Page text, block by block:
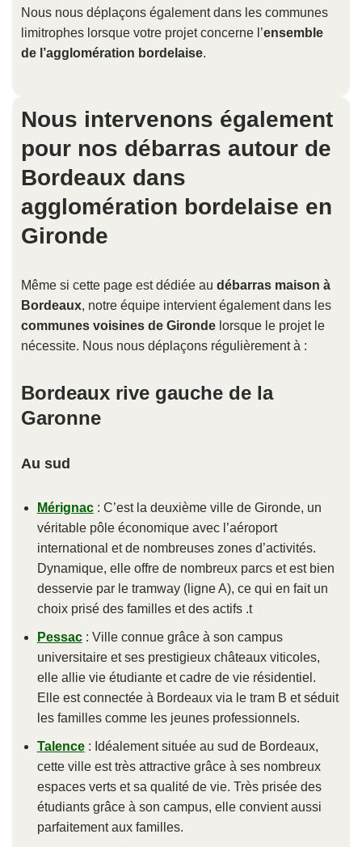
Nous nous déplaçons également dans les communes
limitrophes lorsque votre projet concerne l’ensemble
de l’agglomération bordelaise.
Nous intervenons également
pour nos débarras autour de
Bordeaux dans
agglomération bordelaise en
Gironde
Même si cette page est dédiée au débarras maison à
Bordeaux, notre équipe intervient également dans les
communes voisines de Girondelorsque le projet le
nécessite. Nous nous déplaçons régulièrement à :
Bordeaux rive gauche de la
Garonne
Au sud
Mérignac: C’est la deuxième ville de Gironde, un
véritable pôle économique avec l’aéroport
international et de nombreuses zones d’activités.
Dynamique, elle offre de nombreux parcs et est bien
desservie par le tramway (ligne A), ce qui en fait un
choix prisé des familles et des actifs .t
Pessac: Ville connue grâce à son campus
universitaire et ses prestigieux châteaux viticoles,
elle allie vie étudiante et cadre de vie résidentiel.
Elle est connectée à Bordeaux via le tram B et séduit
les familles comme les jeunes professionnels.
Talence: Idéalement située au sud de Bordeaux,
cette ville est très attractive grâce à ses nombreux
espaces verts et sa qualité de vie. Très prisée des
étudiants grâce à son campus, elle convient aussi
parfaitement aux familles.